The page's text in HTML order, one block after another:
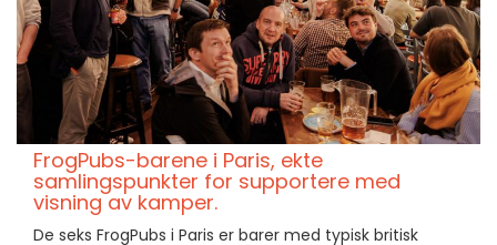
FrogPubs-barene i Paris, ekte
samlingspunkter for supportere med
visning av kamper.
De seks FrogPubs i Paris er barer med typisk britisk